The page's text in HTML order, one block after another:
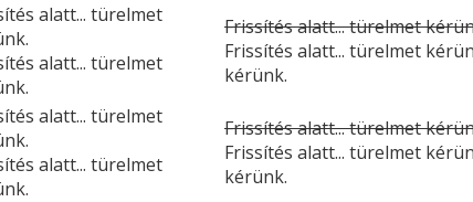
alatt... türelmet
alatt... türelmet
Frissítés alatt... türelmet
Frissítés alatt... türelmet
kérünk.
alatt... türelmet
alatt... türelmet
Frissítés alatt... türelmet
Frissítés alatt... türelmet
kérünk.